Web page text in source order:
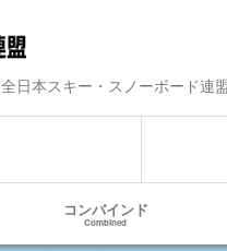
全日本スキー・スノーボード連
コンバインド
Combined